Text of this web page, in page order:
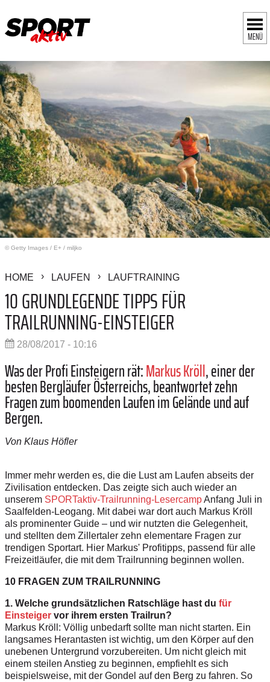
MENÜ
© Getty Images / E+ / miljko
HOME LAUFEN LAUFTRAINING
10 GRUNDLEGENDE TIPPS FÜR
TRAILRUNNING-EINSTEIGER
28/08/2017 - 10:16
Was der Profi Einsteigern rät:Markus Kröll, einer der
besten Bergläufer Österreichs, beantwortet zehn
Fragen zum boomenden Laufen im Gelände und auf
Bergen.
Von Klaus Höfler
Immer mehr werden es, die die Lust am Laufen abseits der
Zivilisation entdecken. Das zeigte sich auch wieder an
unserem SPORT­aktiv-Trailrunning-LesercampAnfang Juli in
Saalfelden-Leogang. Mit dabei war dort auch Markus Kröll
als prominenter Guide – und wir nutzten die Gelegenheit,
und stellten dem Zillertaler zehn elementare Fragen zur
trendigen Sportart. Hier Markus' Profitipps, passend für alle
Freizeitläufer, die mit dem Trailrunning beginnen wollen.
10 FRAGEN ZUM TRAILRUNNING
1. Welche grundsätzlichen Ratschläge hast du für
Einsteiger vor ihrem ersten Trailrun?
Markus Kröll: Völlig unbedarft sollte man nicht starten. Ein
langsames Herantasten ist wichtig, um den Körper auf den
unebenen Untergrund vorzubereiten. Um nicht gleich mit
einem steilen Anstieg zu beginnen, empfiehlt es sich
beispielsweise, mit der Gondel auf den Berg zu fahren. So